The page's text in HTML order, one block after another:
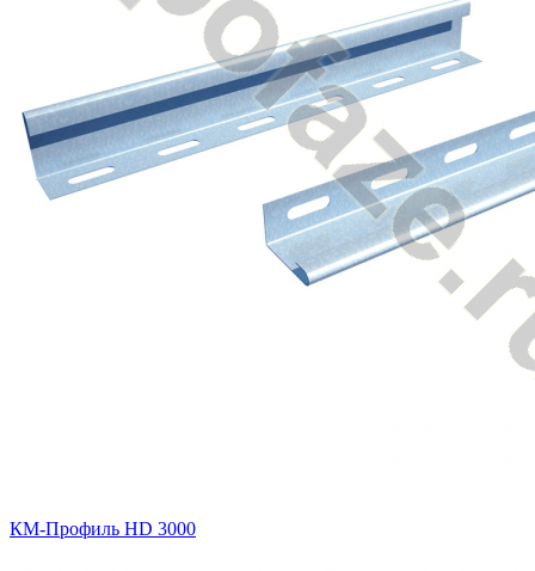
КМ-Профиль HD 3000